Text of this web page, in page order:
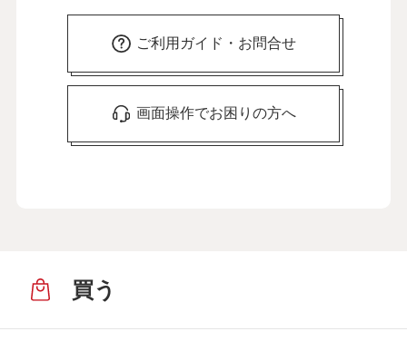
ご利用ガイド・お問合せ
画面操作でお困りの方へ
買う